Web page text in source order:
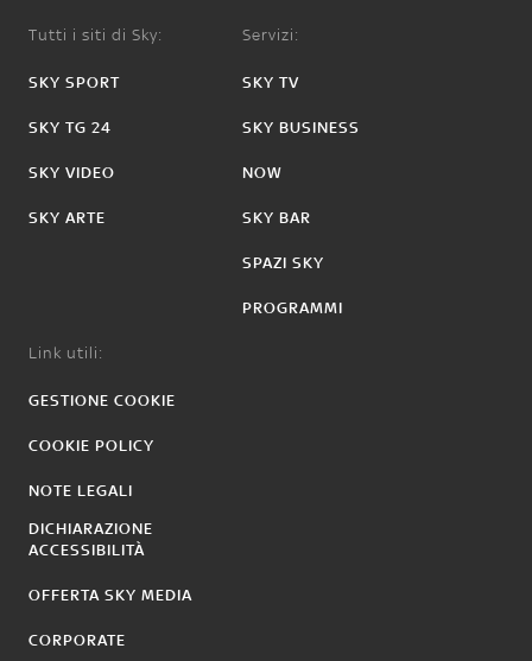
Tutti i siti di Sky:
SKY SPORT
SKY TG 24
SKY VIDEO
SKY ARTE
Servizi:
SKY TV
SKY BUSINESS
NOW
SKY BAR
SPAZI SKY
PROGRAMMI
Link utili:
GESTIONE COOKIE
COOKIE POLICY
NOTE LEGALI
DICHIARAZIONE
ACCESSIBILITÀ
OFFERTA SKY MEDIA
CORPORATE